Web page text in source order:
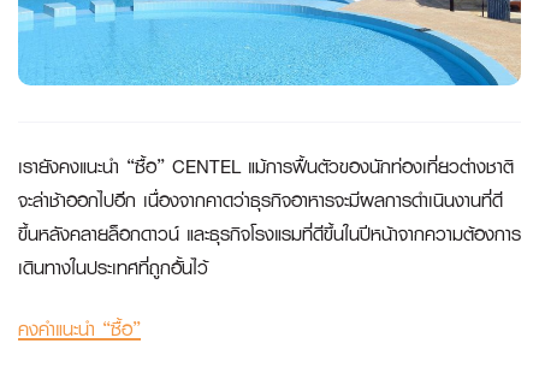
เรายังคงแนะนำ “ซื้อ” CENTEL แม้การฟื้นตัวของนักท่องเที่ยวต่างชาติ
จะล่าช้าออกไปอีก เนื่องจากคาดว่าธุรกิจอาหารจะมีผลการดำเนินงานที่ดี
ขึ้นหลังคลายล็อกดาวน์ และธุรกิจโรงแรมที่ดีขึ้นในปีหน้าจากความต้องการ
เดินทางในประเทศที่ถูกอั้นไว้
คงคำแนะนำ “ซื้อ”